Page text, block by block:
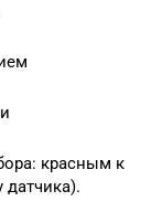
красным к